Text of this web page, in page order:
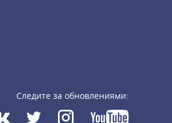
Следите за обновлениями: